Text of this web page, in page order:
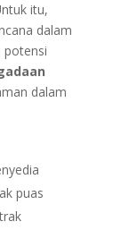
itu,
dalam
potensi
dalam
puas